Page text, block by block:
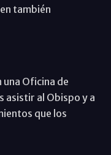
también
una Oficina de
asistir al Obispo y a
que los